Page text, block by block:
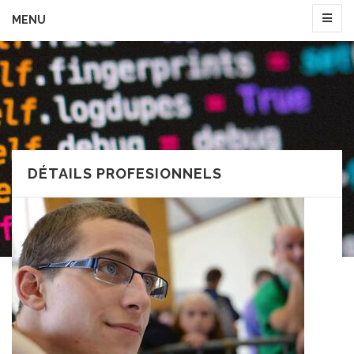
MENU
DÉTAILS PROFESIONNELS